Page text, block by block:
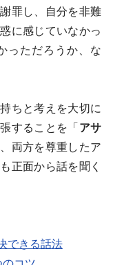
罪し、自分を非難
に感じていなかっ
っただろうか、な
ちと考えを大切に
することを「 アサ
両方を尊重したア
正面から話を聞く
できる話法